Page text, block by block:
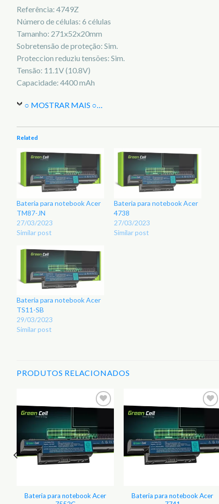
Referência: 4749Z
Número de células: 6 células
Tamanho: 271x52x20mm
Sobretensão de proteção: Sim.
Proteccion reduziu tensões: Sim.
Tensão: 11.1V (10.8V)
Capacidade: 4400 mAh
○ MOSTRAR MAIS ○…
Related
Bateria para notebook Acer
TM87-JN
27/03/2023
Similar post
Bateria para notebook Acer
4738
27/03/2023
Similar post
Bateria para notebook Acer
TS11-SB
29/03/2023
Similar post
PRODUTOS RELACIONADOS
Bateria para notebook Acer
Bateria para notebook Acer